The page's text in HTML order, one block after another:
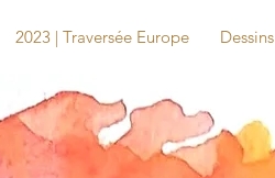
2023 | Traversée Europe Dessins